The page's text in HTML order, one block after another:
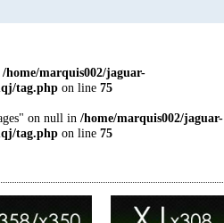
/home/marquis002/jaguar-
tag.phpon line 75
on null in /home/marquis002/jaguar-
tag.phpon line 75